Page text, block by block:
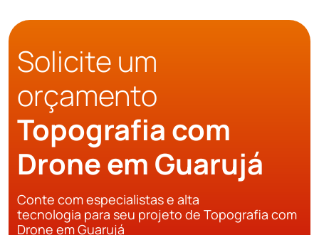
Solicite um
orçamento
Topografia com
Drone em Guarujá
Conte com especialistas e alta
tecnologia para seu projeto de Topografia com
Drone em Guarujá